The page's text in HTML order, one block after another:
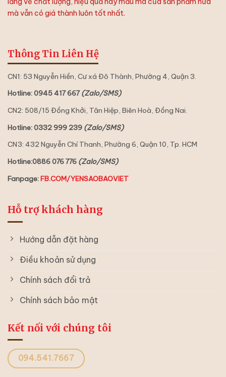
mà vẫn có giá thành luôn tốt nhất.
Thông Tin Liên Hệ
CN1: 53 Nguyễn Hiền, Cư xá Đô Thành, Phường 4, Quận 3.
Hotline: 0945 417 667(Zalo/SMS)
CN2: 508/15 Đồng Khởi, Tân Hiệp, Biên Hoà, Đồng Nai.
Hotline: 0332 999 239 (Zalo/SMS)
CN3: 432 Nguyễn Chí Thanh, Phường 6, Quận 10, Tp. HCM
Hotline:0886 076 776 (Zalo/SMS)
Fanpage:FB.COM/YENSAOBAOVIET
Hỗ trợ khách hàng
Hướng dẫn đặt hàng
Điều khoản sử dụng
Chính sách đổi trả
Chính sách bảo mật
Kết nối với chúng tôi
094.541.7667